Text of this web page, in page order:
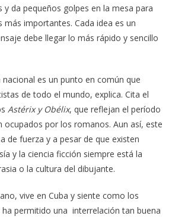
y da pequeños golpes en la mesa para
importantes. Cada idea es un
debe llegar lo más rápido y sencillo
es un punto en común que
de todo el mundo, explica. Cita el
Astérix y Obélix, que reflejan el período
ocupados por los romanos. Aun así, este
de fuerza y a pesar de que existen
y la ciencia ficción siempre está la
o la cultura del dibujante.
vive en Cuba y siente como los
ha permitido una interrelación tan buena